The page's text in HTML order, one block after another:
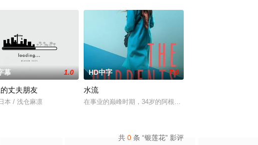
幕 1.0
丈夫朋友
本 / 浅仓麻凛
HD中字 7.0
水流
在事业的巅峰时期，34岁的阿根廷造型师丽娜在瑞士的一
共 0 条 “银莲花” 影评